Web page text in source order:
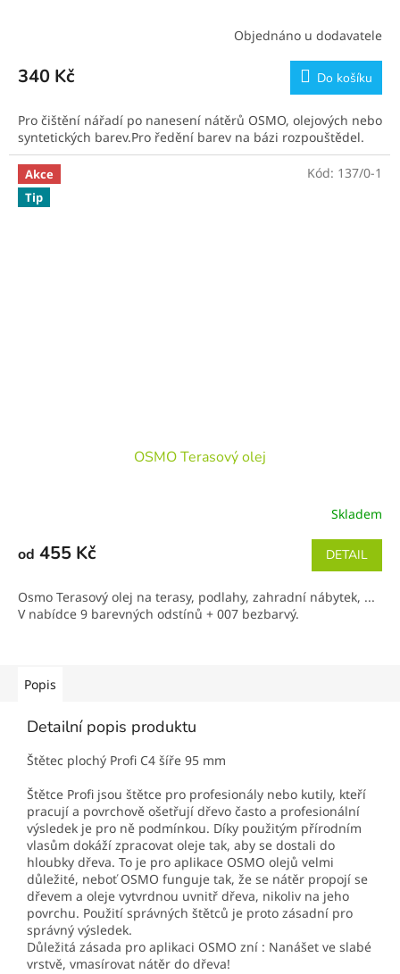
Objednáno u dodavatele
340 Kč Do košíku
Pro čištění nářadí po nanesení nátěrů OSMO, olejových nebo
syntetických barev.Pro ředění barev na bázi rozpouštědel.
Akce
Tip
OSMO Terasový olej
Skladem
od 455 Kč DETAIL
Osmo Terasový olej na terasy, podlahy, zahradní nábytek, ...
V nabídce 9 barevných odstínů + 007 bezbarvý.
Kód: 137/0-1
Popis
Detailní popis produktu
Štětec plochý Profi C4 šíře 95 mm
Štětce Profi jsou štětce pro profesionály nebo kutily, kteří
pracují a povrchově ošetřují dřevo často a profesionální
výsledek je pro ně podmínkou. Díky použitým přírodním
vlasům dokáží zpracovat oleje tak, aby se dostali do
hloubky dřeva. To je pro aplikace OSMO olejů velmi
důležité, neboť OSMO funguje tak, že se nátěr propojí se
dřevem a oleje vytvrdnou uvnitř dřeva, nikoliv na jeho
povrchu. Použití správných štětců je proto zásadní pro
správný výsledek.
Důležitá zásada pro aplikaci OSMO zní : Nanášet ve slabé
vrstvě, vmasírovat nátěr do dřeva!